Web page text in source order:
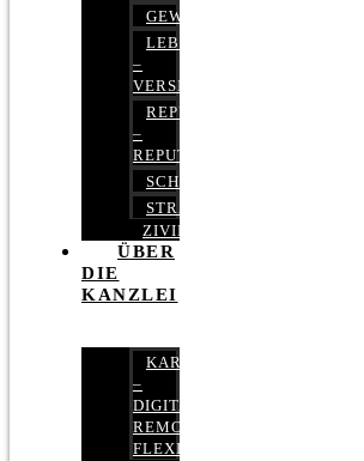
GEWERBERECHT
LEBENSVERSICHERUNG
–
VERSICHERUNGSRECHT
REPUTATIONSRECHT
–
REPUTATIONSMANAGEMENT
SCHUFARECHT
STRAFRECHT
ZIVILRECHT
ÜBER
DIE
KANZLEI
KARRIERE
–
DIGITAL,
REMOTE,
FLEXIBEL